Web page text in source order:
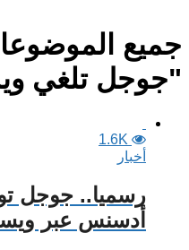
جميع
"جوجل تلغي
1.6K
أخبار
رسميا.. جوجل
أدسنس عبر